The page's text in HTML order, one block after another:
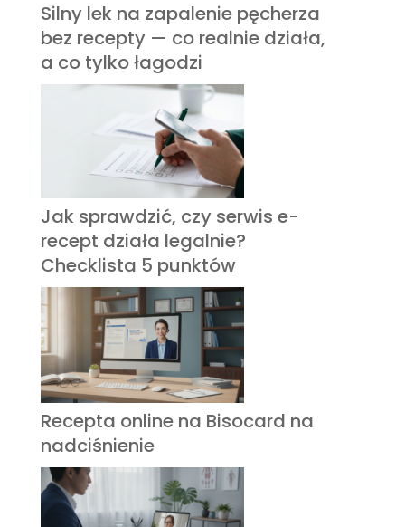
Silny lek na zapalenie pęcherza
bez recepty — co realnie działa,
a co tylko łagodzi
Jak sprawdzić, czy serwis e-
recept działa legalnie?
Checklista 5 punktów
Recepta online na Bisocard na
nadciśnienie